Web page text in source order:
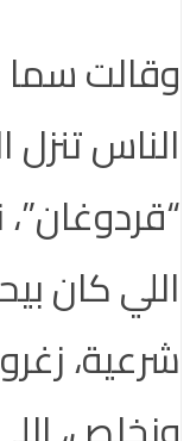
وقالت سما
الناس تنزل
اللي كان
شرعية،